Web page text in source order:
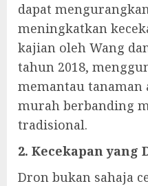
dapat
meningkatkan
kajian oleh Wang
tahun 2018,
memantau tanaman
murah berbanding
tradisional.
2. Kecekapan
Dron bukan sahaja